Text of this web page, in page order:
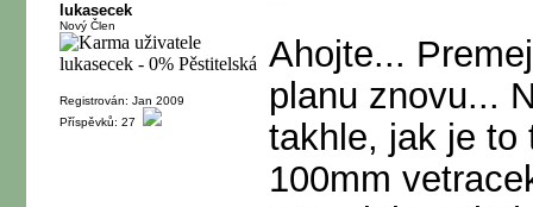
lukasecek
Nový Člen
Registrován: Jan 2009
Příspěvků: 27
Ahojte...
planu znovu...
takhle, jak je to
100mm